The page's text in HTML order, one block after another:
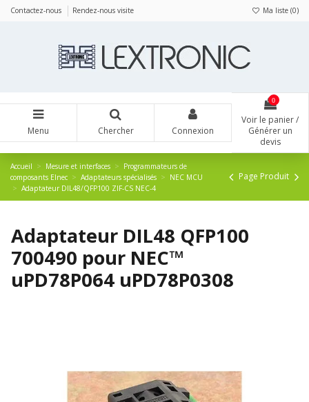
Contactez-nous Rendez-nous visite Ma liste (0)
Menu Chercher Connexion
0
Voir le panier /
Générer un
devis
Accueil Mesure et interfaces
Programmateurs de
composants Elnec
Adaptateurs spécialisés
NEC MCU
Adaptateur DIL48/QFP100 ZIF-CS NEC-4
Page Produit
Adaptateur DIL48 QFP100
700490 pour NEC™
uPD78P064 uPD78P0308
Panneau de gestion des cookies